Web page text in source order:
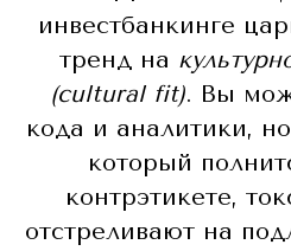
инвестбанкинге
тренд на
(cultural fit). Вы
кода и аналитики,
который
контрэтикете,
отстреливают на